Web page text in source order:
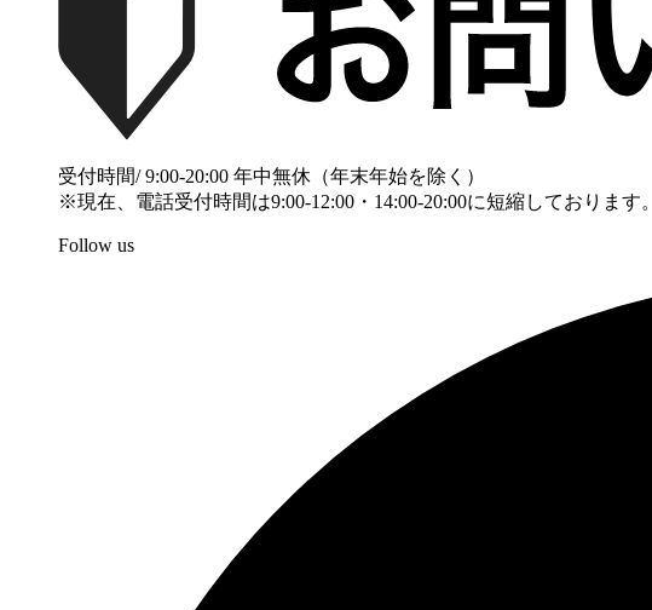
受付時間/ 9:00-20:00 年中無休（年末年始を除く）
※現在、電話受付時間は9:00-12:00・14:00-20:00に短縮しております。
Follow us